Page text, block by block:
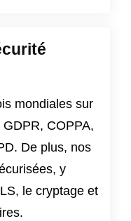
mondiales sur
GDPR, COPPA,
. De plus, nos
y
le cryptage et